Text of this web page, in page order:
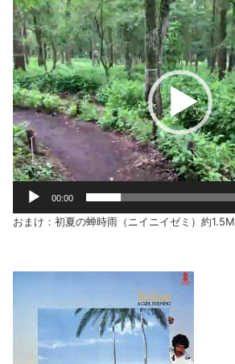
画
プ
レ
ー
ヤ
ー
00:00
おまけ：初夏の蝉時雨（ニイニイゼミ）約1.5M